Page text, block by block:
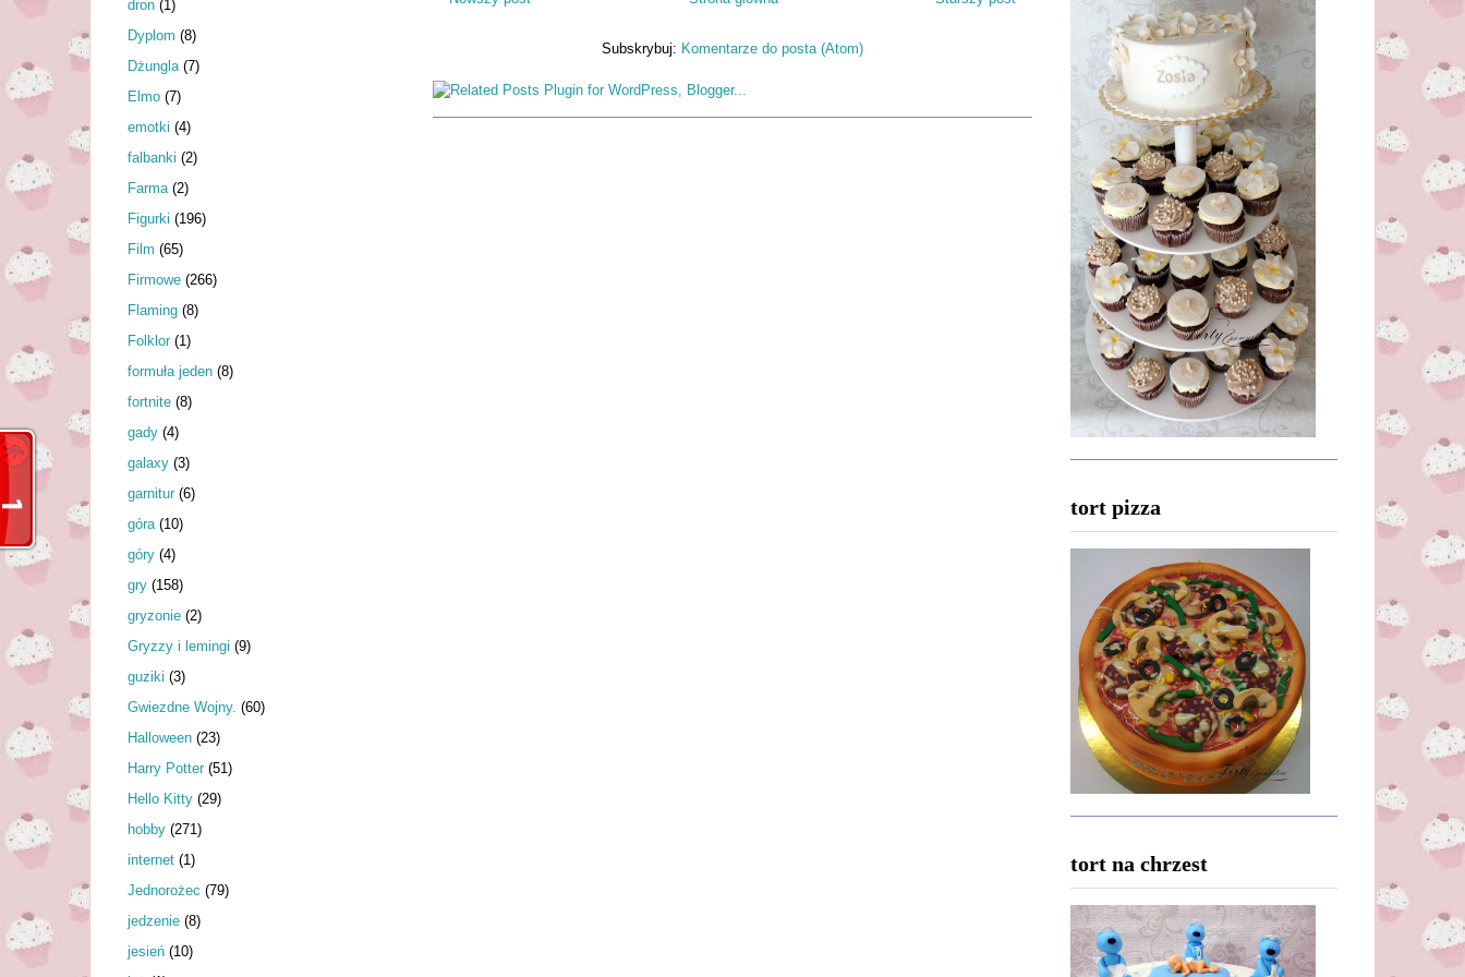
Subskrybuj: Komentarze do posta (Atom)
dron (1)
Dyplom (8)
Dżungla (7)
Elmo (7)
emotki (4)
falbanki (2)
Farma (2)
Figurki (196)
Film (65)
Firmowe (266)
Flaming (8)
Folklor (1)
formuła jeden (8)
fortnite (8)
gady (4)
galaxy (3)
garnitur (6)
góra (10)
góry (4)
gry (158)
gryzonie (2)
Gryzzy i lemingi (9)
guziki (3)
Gwiezdne Wojny. (60)
Halloween (23)
Harry Potter (51)
Hello Kitty (29)
hobby (271)
internet (1)
Jednorożec (79)
jedzenie (8)
jesień (10)
tort pizza
tort na chrzest